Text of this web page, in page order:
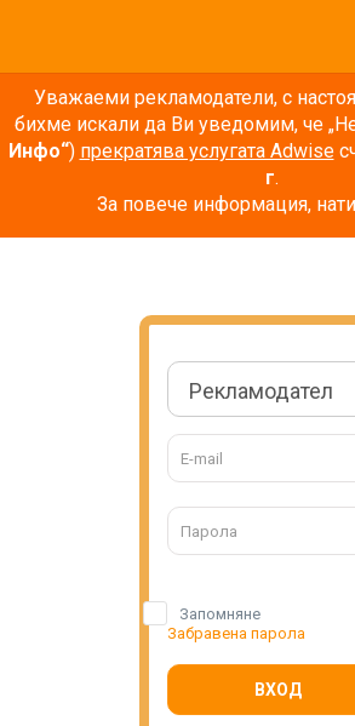
Уважаеми рекламодатели, с
бихме искали да Ви уведомим, че
Инфо“) прекратява услугата Adwise
г.
За повече информация,
Запомняне
Забравена парола
ВХОД